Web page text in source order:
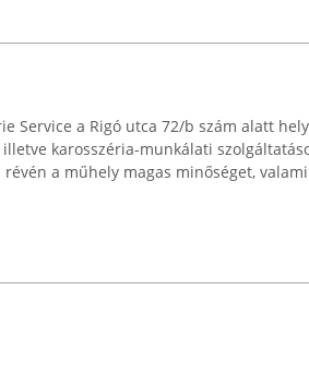
Service a Rigó utca 72/b szám alatt
karosszéria-munkálati
a műhely magas minőséget,